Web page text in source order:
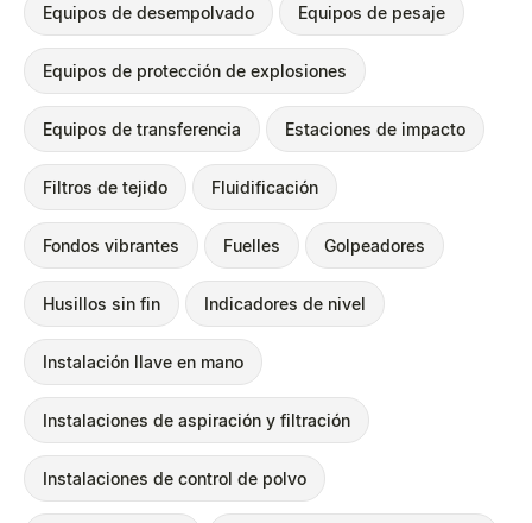
Equipos de desempolvado Equipos de pesaje
Equipos de protección de explosiones
Equipos de transferencia Estaciones de impacto
Filtros de tejido Fluidificación
Fondos vibrantes Fuelles Golpeadores
Husillos sin fin Indicadores de nivel
Instalación llave en mano
Instalaciones de aspiración y filtración
Instalaciones de control de polvo